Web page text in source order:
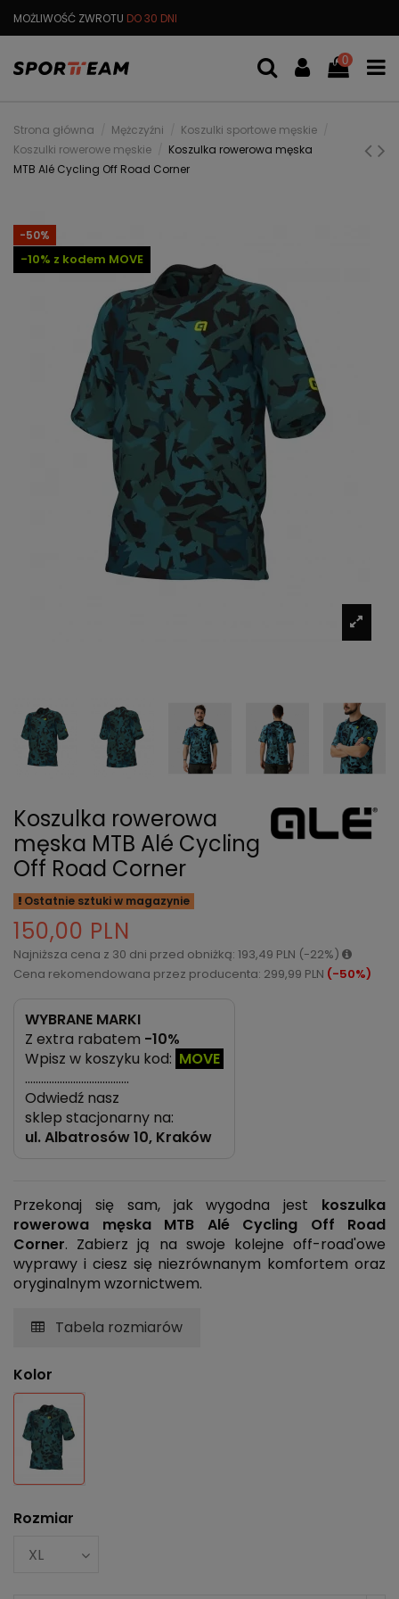
MOŻLIWOŚĆ ZWROTU DO 30 DNI
0
Strona główna Mężczyźni
Koszulki sportowe męskie
Koszulki rowerowe męskie
Koszulka rowerowa męska
MTB Alé Cycling Off Road Corner
-50%
-10% z kodem MOVE
Koszulka rowerowa
męska MTB Alé Cycling
Off Road Corner
Ostatnie sztuki w magazynie
150,00 PLN
Najniższa cena z 30 dni przed obniżką: 193,49 PLN (-22%)
Cena rekomendowana przez producenta: 299,99 PLN (-50%)
WYBRANE MARKI
Z extra rabatem -10%
Wpisz w koszyku kod: MOVE
…………………………………
Odwiedź nasz
sklep stacjonarny na:
ul.Albatrosów 10, Kraków
Przekonaj się sam, jak wygodna jest koszulka
rowerowa męska MTB Alé Cycling Off Road
Corner. Zabierz ją na swoje kolejne off-road'owe
wyprawy i ciesz się niezrównanym komfortem oraz
oryginalnym wzornictwem.
Tabela rozmiarów
Kolor
Niebieski
Rozmiar